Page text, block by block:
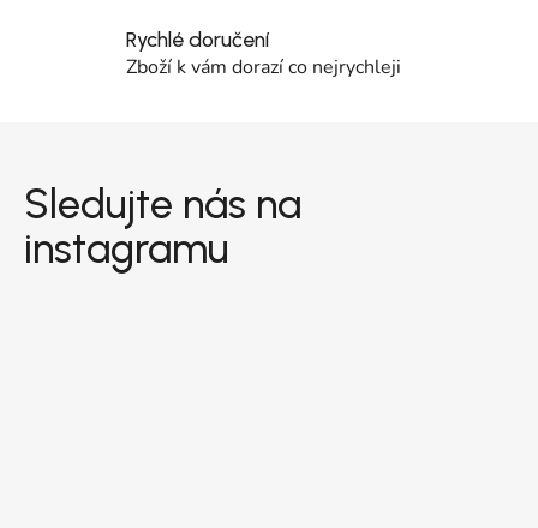
Rychlé doručení
Zboží k vám dorazí co nejrychleji
Sledujte nás na
instagramu